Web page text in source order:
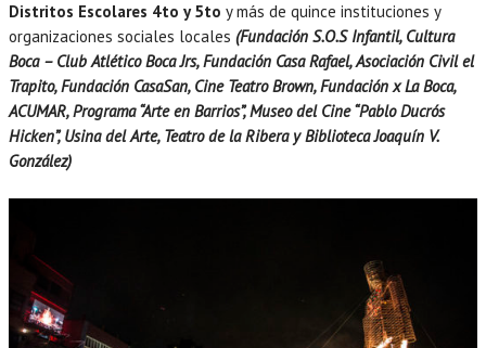
Distritos Escolares 4to y 5to y más de quince instituciones y
organizaciones sociales locales (Fundación S.O.S Infantil, Cultura
Boca – Club Atlético Boca Jrs, Fundación Casa Rafael, Asociación Civil el
Trapito, Fundación CasaSan, Cine Teatro Brown, Fundación x La Boca,
ACUMAR, Programa “Arte en Barrios”, Museo del Cine “Pablo Ducrós
Hicken”, Usina del Arte, Teatro de la Ribera y Biblioteca Joaquín V.
González)